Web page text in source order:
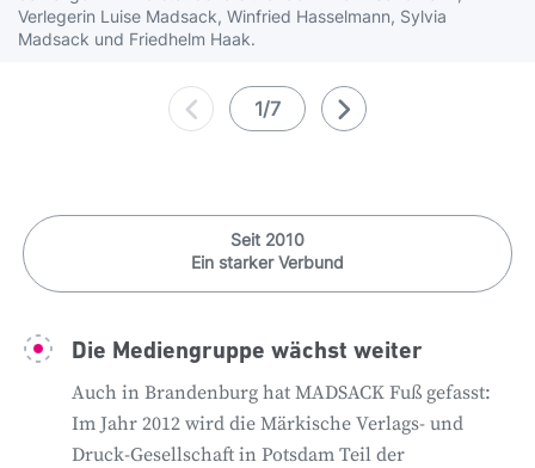
Verlegerin Luise Madsack, Winfried Hasselmann, Sylvia
Madsack und Friedhelm Haak.
1/7
Seit 2010
Ein starker Verbund
Die Mediengruppe wächst weiter
Auch in Brandenburg hat MADSACK Fuß gefasst:
Im Jahr 2012 wird die Märkische Verlags- und
Druck-Gesellschaft in Potsdam Teil der